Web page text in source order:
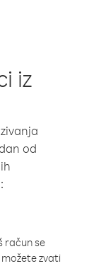
iz
od
račun se
zvati